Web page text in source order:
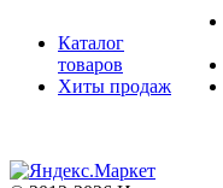
Каталог
товаров
Хиты продаж